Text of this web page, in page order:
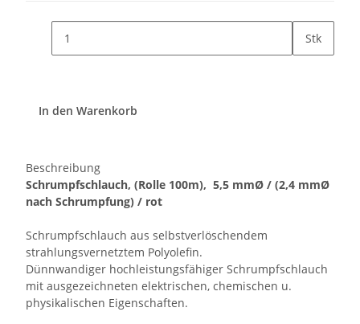
Stk
In den Warenkorb
Beschreibung
Schrumpfschlauch, (Rolle 100m), 5,5 mmØ / (2,4 mmØ
nach Schrumpfung) / rot
Schrumpfschlauch aus selbstverlöschendem
strahlungsvernetztem Polyolefin.
Dünnwandiger hochleistungsfähiger Schrumpfschlauch
mit ausgezeichneten elektrischen, chemischen u.
physikalischen Eigenschaften.